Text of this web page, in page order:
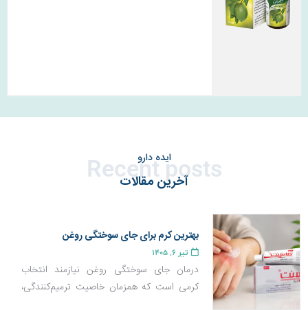
ایده دارو
آخرین مقالات
Recent posts
بهترین کرم برای جای سوختگی روغن
تیر 6, 1405
درمان جای سوختگی روغن نیازمند انتخاب
کرمی است که همزمان خاصیت ترمیم‌کنندگی،